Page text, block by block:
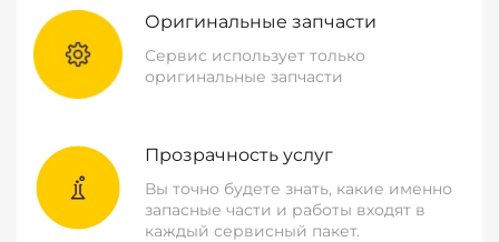
Оригинальные запчасти
Сервис использует только
оригинальные запчасти
Прозрачность услуг
Вы точно будете знать, какие именно
запасные части и работы входят в
каждый сервисный пакет.